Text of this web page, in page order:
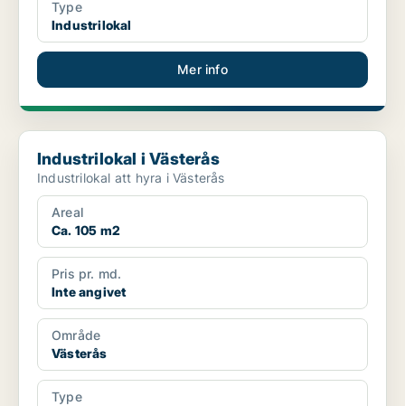
Type
Industrilokal
Mer info
Industrilokal i Västerås
Industrilokal i Västerås
Industrilokal att hyra i Västerås
Areal
Ca. 105 m2
Pris pr. md.
Inte angivet
Område
Västerås
Type